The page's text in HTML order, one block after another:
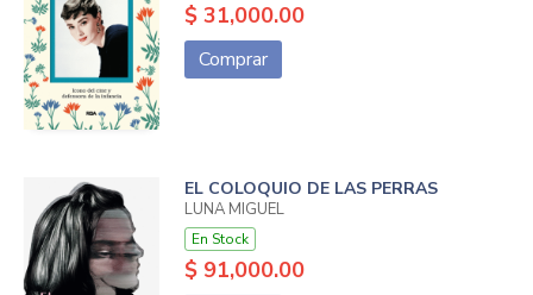
$ 31,000.00
Comprar
EL COLOQUIO DE LAS PERRAS
LUNA MIGUEL
En Stock
$ 91,000.00